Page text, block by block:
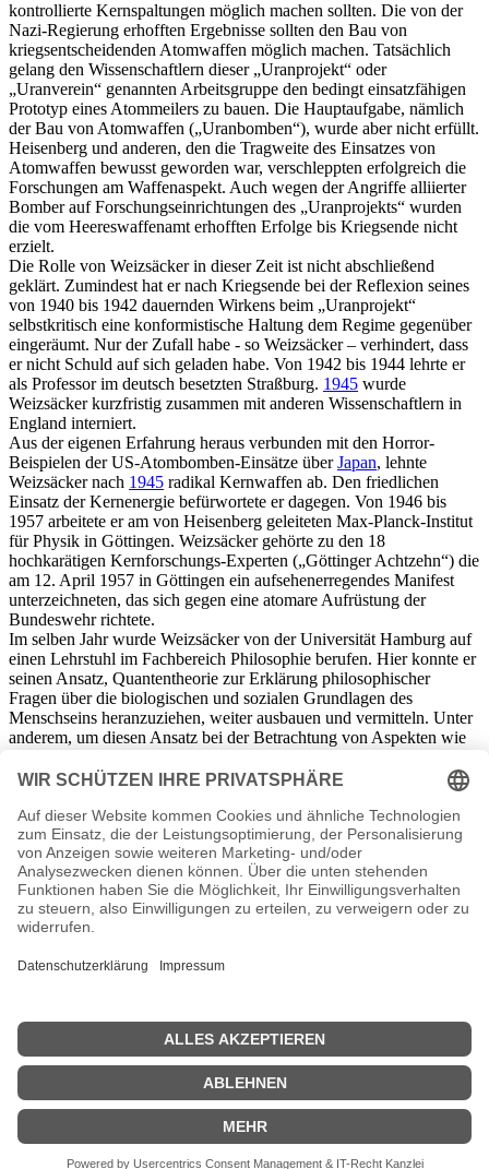
kontrollierte Kernspaltungen möglich machen sollten. Die von der
Nazi-Regierung erhofften Ergebnisse sollten den Bau von
kriegsentscheidenden Atomwaffen möglich machen. Tatsächlich
gelang den Wissenschaftlern dieser „Uranprojekt“ oder
„Uranverein“ genannten Arbeitsgruppe den bedingt einsatzfähigen
Prototyp eines Atommeilers zu bauen. Die Hauptaufgabe, nämlich
der Bau von Atomwaffen („Uranbomben“), wurde aber nicht erfüllt.
Heisenberg und anderen, den die Tragweite des Einsatzes von
Atomwaffen bewusst geworden war, verschleppten erfolgreich die
Forschungen am Waffenaspekt. Auch wegen der Angriffe alliierter
Bomber auf Forschungseinrichtungen des „Uranprojekts“ wurden
die vom Heereswaffenamt erhofften Erfolge bis Kriegsende nicht
erzielt.
Die Rolle von Weizsäcker in dieser Zeit ist nicht abschließend
geklärt. Zumindest hat er nach Kriegsende bei der Reflexion seines
von 1940 bis 1942 dauernden Wirkens beim „Uranprojekt“
selbstkritisch eine konformistische Haltung dem Regime gegenüber
eingeräumt. Nur der Zufall habe - so Weizsäcker – verhindert, dass
er nicht Schuld auf sich geladen habe. Von 1942 bis 1944 lehrte er
als Professor im deutsch besetzten Straßburg. 1945 wurde
Weizsäcker kurzfristig zusammen mit anderen Wissenschaftlern in
England interniert.
Aus der eigenen Erfahrung heraus verbunden mit den Horror-
Beispielen der US-Atombomben-Einsätze überJapan, lehnte
Weizsäcker nach 1945 radikal Kernwaffen ab. Den friedlichen
Einsatz der Kernenergie befürwortete er dagegen. Von 1946 bis
1957 arbeitete er am von Heisenberg geleiteten Max-Planck-Institut
für Physik in Göttingen. Weizsäcker gehörte zu den 18
hochkarätigen Kernforschungs-Experten („Göttinger Achtzehn“) die
am 12. April 1957 in Göttingen ein aufsehenerregendes Manifest
unterzeichneten, das sich gegen eine atomare Aufrüstung der
Bundeswehr richtete.
Im selben Jahr wurde Weizsäcker von der Universität Hamburg auf
einen Lehrstuhl im Fachbereich Philosophie berufen. Hier konnte er
seinen Ansatz, Quantentheorie zur Erklärung philosophischer
Fragen über die biologischen und sozialen Grundlagen des
Menschseins heranzuziehen, weiter ausbauen und vermitteln. Unter
anderem, um diesen Ansatz bei der Betrachtung von Aspekten wie
wechselte Weizsäcker 1970 an das neugegründete Max-Planck-
wissenschaftlich-technischen Welt in Starnberg. Er stand diesem
Institut zusammen mit dem Philosophie-Professor Jürgen Habermas
bis zur Emeritierung 1980 als Direktor vor.
Auch nach seiner Pensionierung blieb Weizsäcker politisch
engagiert. Zunehmend religiös argumentierend warb er bei
Vorträgen und in seinen Schriften für eine im radikalen Pazifismus
vereinte Weltgemeinschaft. Der hochgeehrte Gelehrte lehnte 1979
des Bundespräsidenten ab.
Weizsäcker ist am
28. April 2007in Starnberg gestorben. Er
hinterließ fünf Kinder.
Carl Friedrich von Weizsäcker Seiten, Steckbrief etc.
| © 2013–2023 was-war-wann.de. Alle Rechte vorbehalten. |
Impressum| Kurzbiografie deutsch | Vita |